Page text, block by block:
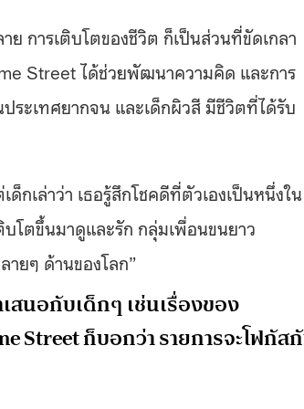
ย การเติบโตของชีวิต ก็เป็นส่วนที่ขัดเกลา
Street ได้ช่วยพัฒนาความคิด และการ
ระเทศยากจน และเด็กผิวสี มีชีวิตที่ได้รับ
เล่าว่า เธอรู้สึกโชคดีที่ตัวเองเป็นหนึ่งใน
โตขึ้นมาดูและรัก กลุ่มเพื่อนขนยาว
ยๆ ด้านของโลก”
สนอกับเด็กๆ เช่นเรื่องของ
Street ก็บอกว่า รายการจะโฟกัส